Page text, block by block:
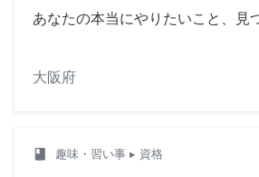
あなたの本当にやりたいこと、見
大阪府
class 趣味・習い事 ▸ 資格